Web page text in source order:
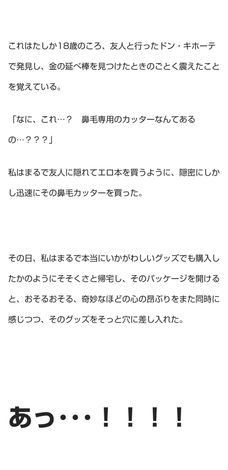
これはたしか18歳のころ、友人と行ったドン・キホーテ
で発見し、金の延べ棒を見つけたときのごとく震えたこと
を覚えている。
「なに、これ…？ 鼻毛専用のカッターなんてある
の…？？？」
私はまるで友人に隠れてエロ本を買うように、隠密にしか
し迅速にその鼻毛カッターを買った。
その日、私はまるで本当にいかがわしいグッズでも購入し
たかのようにそそくさと帰宅し、そのパッケージを開ける
と、おそるおそる、奇妙なほどの心の昂ぶりをまた同時に
感じつつ、そのグッズをそっと穴に差し入れた。
あっ･･･！！！！